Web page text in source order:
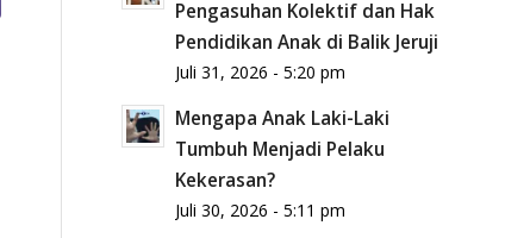
Pengasuhan Kolektif dan Hak
Pendidikan Anak di Balik Jeruji
Juli 31, 2026 - 5:20 pm
Mengapa Anak Laki-Laki
Tumbuh Menjadi Pelaku
Kekerasan?
Juli 30, 2026 - 5:11 pm